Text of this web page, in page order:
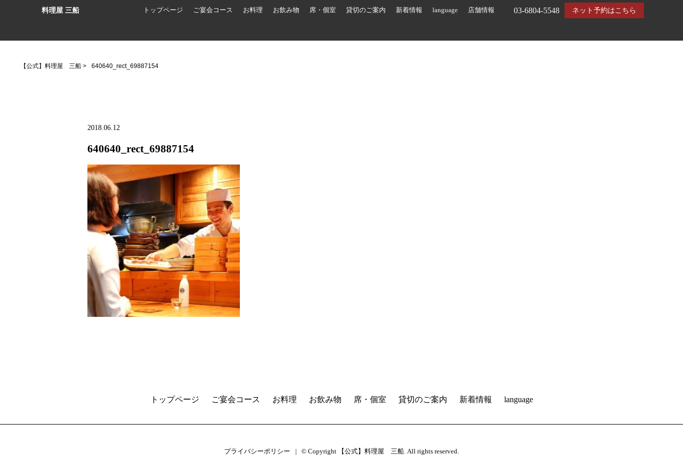
料理屋 三船 ネット予約はこちら
03-6804-5548
トップページ ご宴会コース お料理 お飲み物 席・個室 貸切のご案内 新着情報 language 店舗情報
【公式】料理屋 三船 > 640640_rect_69887154
2018.06.12
640640_rect_69887154
トップページ ご宴会コース お料理 お飲み物 席・個室 貸切のご案内 新着情報 language
プライバシーポリシー © Copyright 【公式】料理屋 三船. All rights reserved.